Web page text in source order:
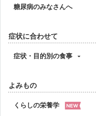
糖尿病のみなさんへ
症状に合わせて
症状・目的別の食事
よみもの
くらしの栄養学